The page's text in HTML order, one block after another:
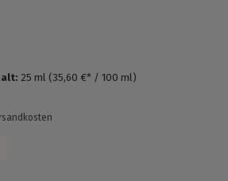
25 ml (35,60 €* / 100 ml)